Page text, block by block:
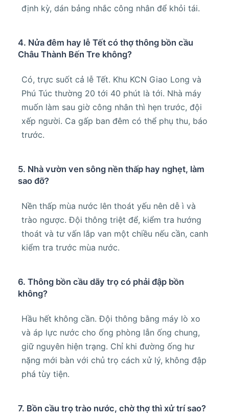
định kỳ, dán bảng nhắc công nhân để khỏi tái.
4. Nửa đêm hay lễ Tết có thợ thông bồn cầu
Châu Thành Bến Tre không?
Có, trực suốt cả lễ Tết. Khu KCN Giao Long và
Phú Túc thường 20 tới 40 phút là tới. Nhà máy
muốn làm sau giờ công nhân thì hẹn trước, đội
xếp người. Ca gấp ban đêm có thể phụ thu, báo
trước.
5. Nhà vườn ven sông nền thấp hay nghẹt, làm
sao đỡ?
Nền thấp mùa nước lên thoát yếu nên dễ ì và
trào ngược. Đội thông triệt để, kiểm tra hướng
thoát và tư vấn lắp van một chiều nếu cần, canh
kiểm tra trước mùa nước.
6. Thông bồn cầu dãy trọ có phải đập bồn
không?
Hầu hết không cần. Đội thông bằng máy lò xo
và áp lực nước cho ống phòng lẫn ống chung,
giữ nguyên hiện trạng. Chỉ khi đường ống hư
nặng mới bàn với chủ trọ cách xử lý, không đập
phá tùy tiện.
7. Bồn cầu trọ trào nước, chờ thợ thì xử trí sao?